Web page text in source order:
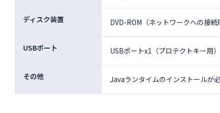
ディスク装置 DVD-ROM（ネットワークへの接
USBポート USBポートx1（プロテクトキー用
その他 Javaランタイムのインストールが